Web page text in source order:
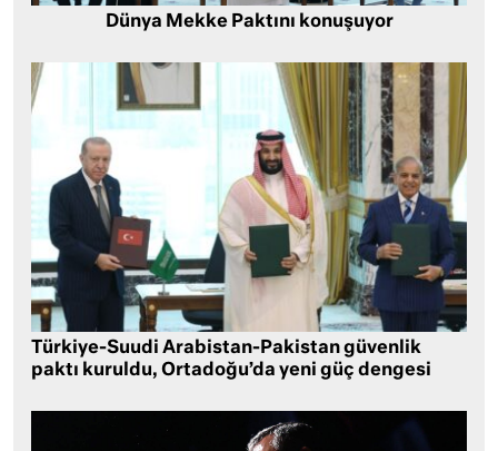
Dünya Mekke Paktını konuşuyor
Türkiye-Suudi Arabistan-Pakistan güvenlik
paktı kuruldu, Ortadoğu’da yeni güç dengesi